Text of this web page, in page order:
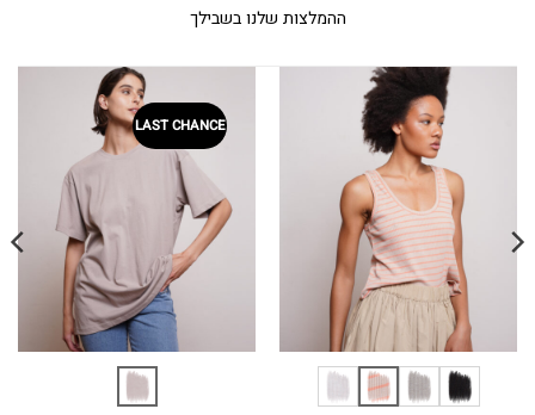
ההמלצות שלנו בשבילך
LAST CHANCE